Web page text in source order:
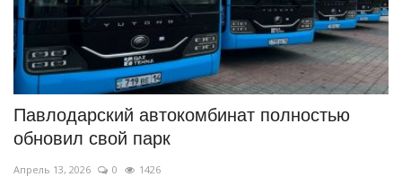
Павлодарский автокомбинат полностью
обновил свой парк
Апрель 13, 2026 0 1426